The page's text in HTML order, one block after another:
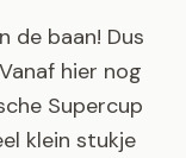
de baan! Dus
hier nog
Supercup
klein stukje